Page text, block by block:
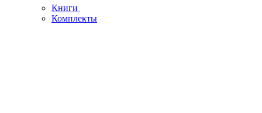
Книги
Комплекты